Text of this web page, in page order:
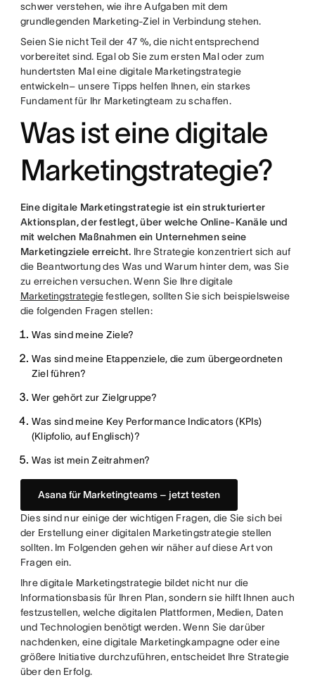
schwer verstehen, wie ihre Aufgaben mit dem
grundlegenden Marketing-Ziel in Verbindung stehen.
Seien Sie nicht Teil der 47 %, die nicht entsprechend
vorbereitet sind. Egal ob Sie zum ersten Mal oder zum
hundertsten Mal eine digitale Marketingstrategie
entwickeln– unsere Tipps helfen Ihnen, ein starkes
Fundament für Ihr Marketingteam zu schaffen.
Was ist eine digitale
Marketingstrategie?
Eine digitale Marketingstrategie ist ein strukturierter
Aktionsplan, der festlegt, über welche Online-Kanäle und
mit welchen Maßnahmen ein Unternehmen seine
Marketingziele erreicht. Ihre Strategie konzentriert sich auf
die Beantwortung des Was und Warum hinter dem, was Sie
zu erreichen versuchen. Wenn Sie Ihre digitale
Marketingstrategiefestlegen, sollten Sie sich beispielsweise
die folgenden Fragen stellen:
Was sind meine Ziele?
Was sind meine Etappenziele, die zum übergeordneten
Ziel führen?
Wer gehört zur Zielgruppe?
Was sind meine Key Performance Indicators (KPIs)
(Klipfolio, auf Englisch)?
Was ist mein Zeitrahmen?
Asana für Marketingteams – jetzt testen
Dies sind nur einige der wichtigen Fragen, die Sie sich bei
der Erstellung einer digitalen Marketingstrategie stellen
sollten. Im Folgenden gehen wir näher auf diese Art von
Fragen ein.
Ihre digitale Marketingstrategie bildet nicht nur die
Informationsbasis für Ihren Plan, sondern sie hilft Ihnen auch
festzustellen, welche digitalen Plattformen, Medien, Daten
und Technologien benötigt werden. Wenn Sie darüber
nachdenken, eine digitale Marketingkampagne oder eine
größere Initiative durchzuführen, entscheidet Ihre Strategie
über den Erfolg.